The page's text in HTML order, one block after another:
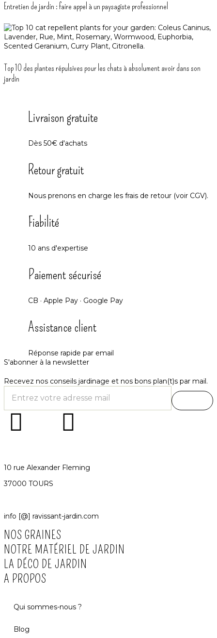
Entretien de jardin : faire appel à un paysagiste professionnel
Top 10 des plantes répulsives pour les chats à absolument avoir dans son
jardin
Livraison gratuite
Dès 50€ d'achats
Retour gratuit
Nous prenons en charge les frais de retour (voir CGV).
Fiabilité
10 ans d'expertise
Paiement sécurisé
CB · Apple Pay · Google Pay
Assistance client
Réponse rapide par email
S'abonner à la newsletter
Recevez nos conseils jardinage et nos bons plan(t)s par mail.
10 rue Alexander Fleming
37000 TOURS
info [@] ravissant-jardin.com
NOS GRAINES
NOTRE MATÉRIEL DE JARDIN
LA DÉCO DE JARDIN
A PROPOS
Qui sommes-nous ?
Blog